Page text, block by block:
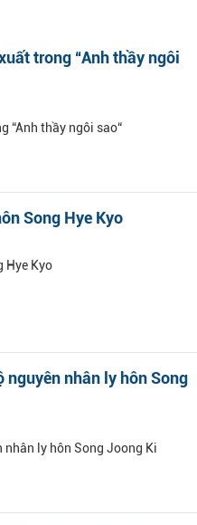
trong “Anh thầy ngôi
“Anh thầy ngôi sao“
Song Hye Kyo
Hye Kyo
nguyên nhân ly hôn Song
ly hôn Song Joong Ki